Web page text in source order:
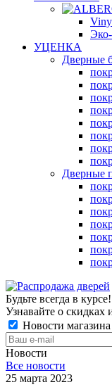
УЦЕНКА
Дверные
Дверные
Будьте всегда в курсе!
Узнавайте о скидках
Новости магазина
Новости
Все новости
25 марта 2023